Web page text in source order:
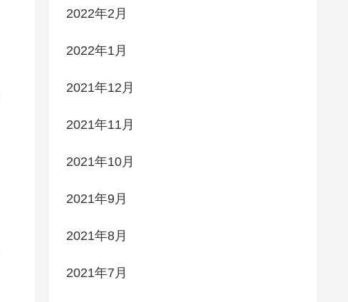
2022年2月
2022年1月
2021年12月
2021年11月
2021年10月
2021年9月
2021年8月
2021年7月